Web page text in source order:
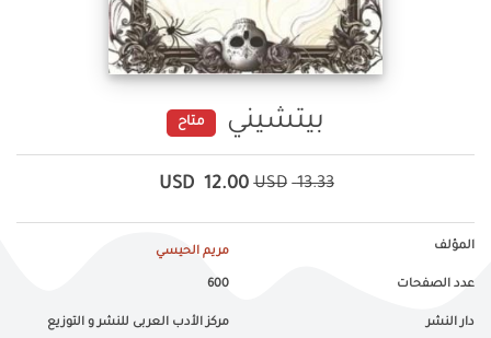
بيتشيني متاح
13.33
USD
12.00
USD
المؤلف مريم الحيسي
عدد الصفحات 600
دار النشر مركز الأدب العربى للنشر و التوزيع